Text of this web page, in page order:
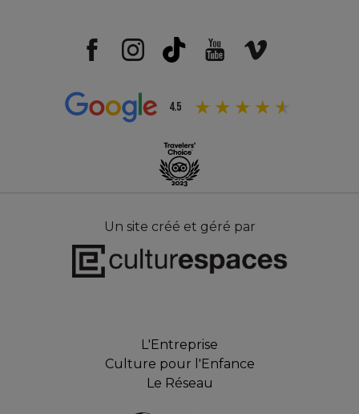
4.5
Un site créé et géré par
L'Entreprise
Culture pour l'Enfance
Le Réseau